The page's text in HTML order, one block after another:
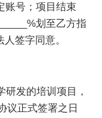
账号；项目结束
划至乙方指
签字同意。
研发的培训项目，
议正式签署之日